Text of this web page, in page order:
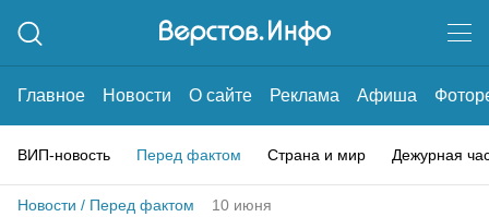
Главное Новости О сайте Реклама Афиша
ВИП-новость Перед фактом Страна и мир Дежурная
Новости / Перед фактом 10 июня